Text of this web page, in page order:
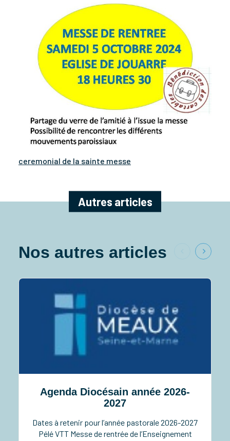
ceremonial de la sainte messe
Autres articles
Nos autres articles
Agenda Diocésain année 2026-
2027
Dates à retenir pour l’année pastorale 2026-2027
Pélé VTT Messe de rentrée de l’Enseignement